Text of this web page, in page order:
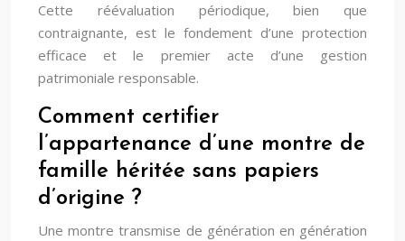
Cette réévaluation périodique, bien que
contraignante, est le fondement d’une protection
efficace et le premier acte d’une gestion
patrimoniale responsable.
Comment certifier
l’appartenance d’une montre de
famille héritée sans papiers
d’origine ?
Une montre transmise de génération en génération